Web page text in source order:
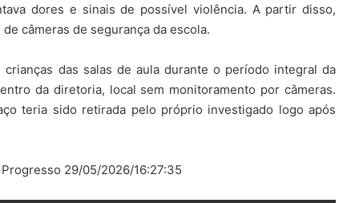
dores e sinais de possível violência. A partir disso,
câmeras de segurança da escola.
das salas de aula durante o período integral da
da diretoria, local sem monitoramento por câmeras.
teria sido retirada pelo próprio investigado logo após
29/05/2026/16:27:35